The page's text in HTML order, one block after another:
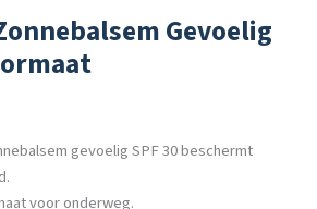
Gevoelig
gevoelig SPF 30 beschermt
voor onderweg.